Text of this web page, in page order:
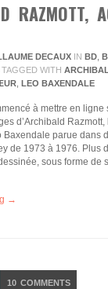
RAZMOTT,
DECAUX IN BD,
TAGGED WITH
, LEO BAXENDALE
à mettre en ligne
d’Archibald Razmott,
Baxendale parue dans
de 1973 à 1976. Plus
sous forme de
→
10 COMMENTS